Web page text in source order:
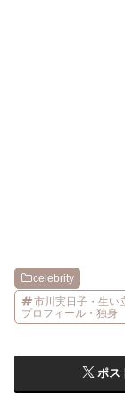
celebrity
市川実日子・生い
プロフィール・独身
ポス